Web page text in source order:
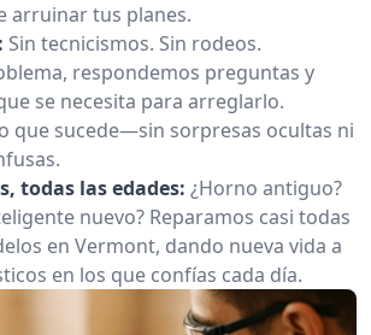
arruinar tus planes.
Sin tecnicismos. Sin rodeos.
respondemos preguntas y
se necesita para arreglarlo.
que sucede—sin sorpresas ocultas ni
todas las edades: ¿Horno antiguo?
nuevo? Reparamos casi todas
en Vermont, dando nueva vida a
en los que confías cada día.